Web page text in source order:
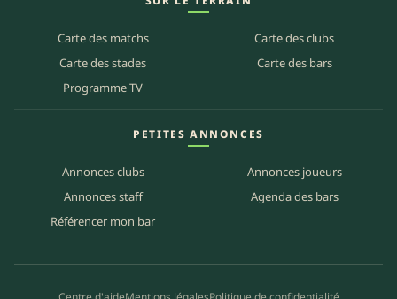
Carte des matchs
Carte des clubs
Carte des stades
Carte des bars
Programme TV
PETITES ANNONCES
Annonces clubs
Annonces joueurs
Annonces staff
Agenda des bars
Référencer mon bar